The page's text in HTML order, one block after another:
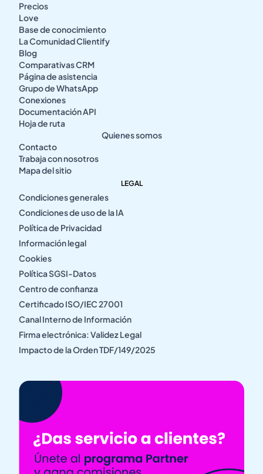
Precios
Love
Base de conocimiento
La Comunidad Clientify
Blog
Comparativas CRM
Página de asistencia
Grupo de WhatsApp
Conexiones
Documentación API
Hoja de ruta
Quienes somos
Contacto
Trabaja con nosotros
Mapa del sitio
LEGAL
Condiciones generales
Condiciones de uso de la IA
Política de Privacidad
Información legal
Cookies
Política SGSI-Datos
Centro de confianza
Certificado ISO/IEC 27001
Canal Interno de Información
Firma electrónica: Validez Legal
Impacto de la Orden TDF/149/2025